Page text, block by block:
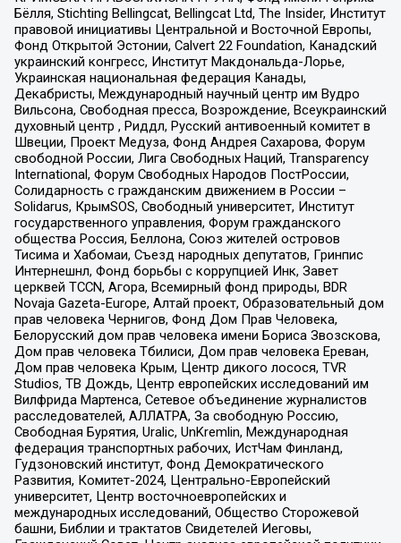
Бёлля, Stichting Bellingcat, Bellingcat Ltd, The Insider, Институт
правовой инициативы Центральной и Восточной Европы,
Фонд Открытой Эстонии, Calvert 22 Foundation, Канадский
украинский конгресс, Институт Макдональда-Лорье,
Украинская национальная федерация Канады,
Декабристы, Международный научный центр им Вудро
Вильсона, Свободная пресса, Возрождение, Всеукраинский
духовный центр , Риддл, Русский антивоенный комитет в
Швеции, Проект Медуза, Фонд Андрея Сахарова, Форум
свободной России, Лига Свободных Наций, Transparеncy
International, Форум Свободных Народов ПостРоссии,
Солидарность с гражданским движением в России –
Solidarus, КрымSOS, Свободный университет, Институт
государственного управления, Форум гражданского
общества Россия, Беллона, Союз жителей островов
Тисима и Хабомаи, Съезд народных депутатов, Гринпис
Интернешнл, Фонд борьбы с коррупцией Инк, Завет
церквей TCCN, Агора, Всемирный фонд природы, BDR
Novaja Gazeta-Europe, Алтай проект, Образовательный дом
прав человека Чернигов, Фонд Дом Прав Человека,
Белорусский дом прав человека имени Бориса Звозскова,
Дом прав человека Тбилиси, Дом прав человека Ереван,
Дом прав человека Крым, Центр дикого лосося, TVR
Studios, ТВ Дождь, Центр европейских исследований им
Вилфрида Мартенса, Сетевое объединение журналистов
расследователей, АЛЛАТРА, За свободную Россию,
Свободная Бурятия, Uralic, UnKremlin, Международная
федерация транспортных рабочих, ИстЧам Финланд,
Гудзоновский институт, Фонд Демократического
Развития, Комитет-2024, Центрально-Европейский
университет, Центр восточноевропейских и
международных исследований, Общество Сторожевой
башни, Библии и трактатов Свидетелей Иеговы,